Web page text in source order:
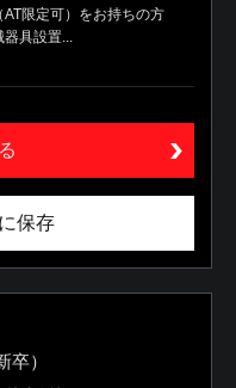
AT限定可）をお持ちの方
器具設置...
保存
卒）